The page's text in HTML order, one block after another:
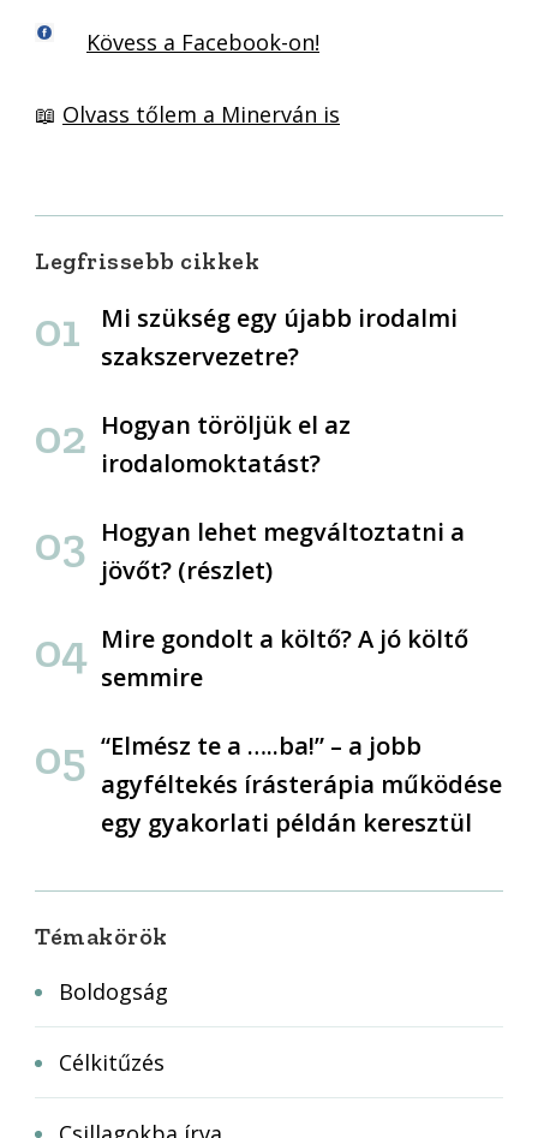
Kövess a Facebook-on!
📖 Olvass tőlem a Minerván is
Legfrissebb cikkek
Mi szükség egy újabb irodalmi
szakszervezetre?
Hogyan töröljük el az
irodalomoktatást?
Hogyan lehet megváltoztatni a
jövőt? (részlet)
Mire gondolt a költő? A jó költő
semmire
“Elmész te a …..ba!” – a jobb
agyféltekés írásterápia működése
egy gyakorlati példán keresztül
Témakörök
Boldogság
Célkitűzés